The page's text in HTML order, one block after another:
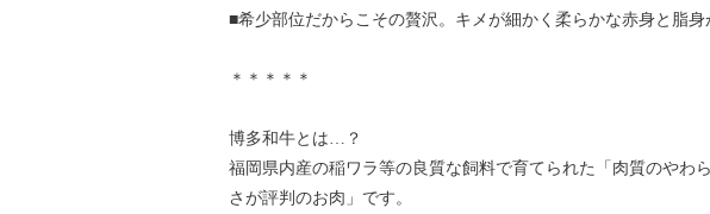
■希少部位だからこその贅沢。キメが細かく柔らかな赤身と脂身
＊＊＊＊＊
博多和牛とは…？
福岡県内産の稲ワラ等の良質な飼料で育てられた「肉質のやわ
さが評判のお肉」です。